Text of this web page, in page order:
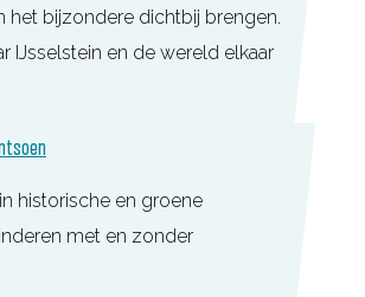
het bijzondere dichtbij brengen.
IJsselstein en de wereld elkaar
historische en groene
met en zonder